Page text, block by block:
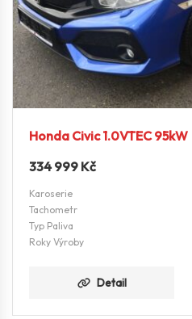
Honda Civic 1.0VTEC 95kW
334 999 Kč
Karoserie
Tachometr
Typ Paliva
Roky Výroby
Detail